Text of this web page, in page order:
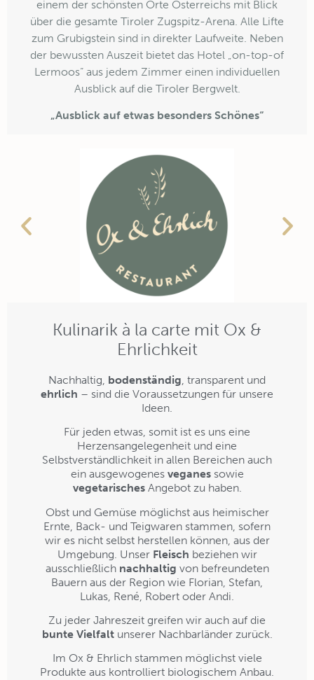
einem der schönsten Orte Österreichs mit Blick
über die gesamte Tiroler Zugspitz-Arena. Alle Lifte
zum Grubigstein sind in direkter Laufweite. Neben
der bewussten Auszeit bietet das Hotel „on-top-of
Lermoos“ aus jedem Zimmer einen individuellen
Ausblick auf die Tiroler Bergwelt.
„Ausblick auf etwas besonders Schönes“
Kulinarik à la carte mit Ox &
Ehrlichkeit
Nachhaltig, bodenständig , transparent und
ehrlich – sind die Voraussetzungen für unsere
Ideen.
Für jeden etwas, somit ist es uns eine
Herzensangelegenheit und eine
Selbstverständlichkeit in allen Bereichen auch
ein ausgewogenes veganessowie
vegetarischesAngebot zu haben.
Obst und Gemüse möglichst aus heimischer
Ernte, Back- und Teigwaren stammen, sofern
wir es nicht selbst herstellen können, aus der
Umgebung. Unser Fleisch beziehen wir
ausschließlich nachhaltig von befreundeten
Bauern aus der Region wie Florian, Stefan,
Lukas, René, Robert oder Andi.
Zu jeder Jahreszeit greifen wir auch auf die
bunte Vielfaltunserer Nachbarländer zurück.
Im Ox & Ehrlich stammen möglichst viele
Produkte aus kontrolliert biologischem Anbau.